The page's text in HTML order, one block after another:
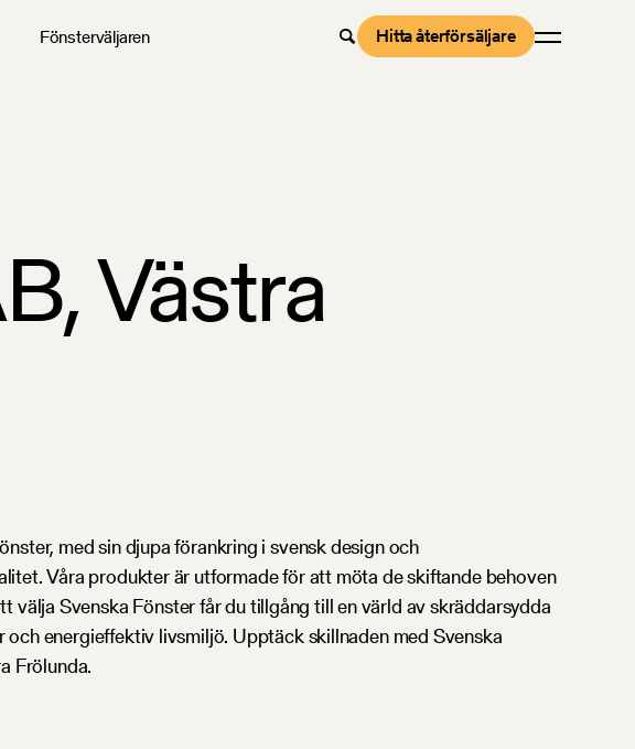
Fönsterväljaren Hitta återförsäljare
Västra
med sin djupa förankring i svensk design och
Våra produkter är utformade för att möta de skiftande behoven
välja Svenska Fönster får du tillgång till en värld av skräddarsydda
energieffektiv livsmiljö. Upptäck skillnaden med Svenska
Frölunda.